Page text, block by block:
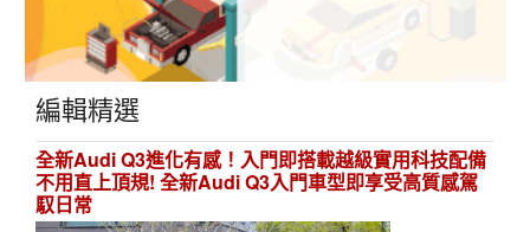
編輯精選
全新Audi Q3進化有感！入門即搭載越級實用科技配備
不用直上頂規! 全新Audi Q3入門車型即享受高質感駕
馭日常